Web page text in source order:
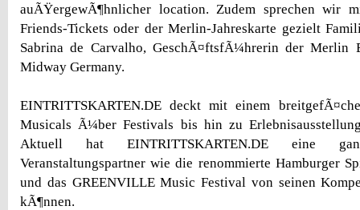
auÃŸergewÃ¶hnlicher location. Zudem sprechen wir
Friends-Tickets oder der Merlin-Jahreskarte gezielt
Sabrina de Carvalho, GeschÃ¤ftsfÃ¼hrerin der Merlin
Midway Germany.
EINTRITTSKARTEN.DE deckt mit einem
Musicals Ã¼ber Festivals bis hin zu
Aktuell hat EINTRITTSKARTEN.DE eine
Veranstaltungspartner wie die renommierte Hamburger
und das GREENVILLE Music Festival von seinen
kÃ¶nnen.